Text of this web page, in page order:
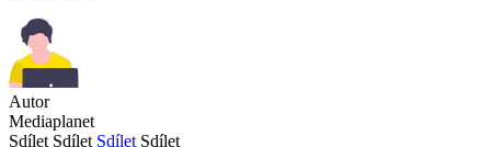
Autor
Mediaplanet
Sdílet Sdílet Sdílet Sdílet